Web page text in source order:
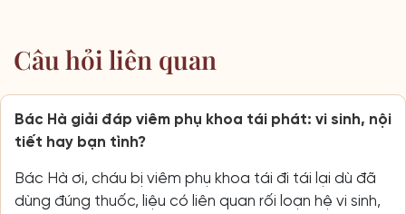
Câu hỏi liên quan
Bác Hà giải đáp viêm phụ khoa tái phát: vi sinh, nội
tiết hay bạn tình?
Bác Hà ơi, cháu bị viêm phụ khoa tái đi tái lại dù đã
dùng đúng thuốc, liệu có liên quan rối loạn hệ vi sinh,